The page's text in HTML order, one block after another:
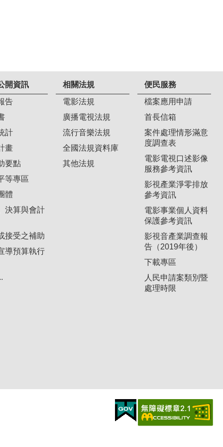
開資訊
告
計
畫
要點
等專區
體
決算與會計
接受之補助
導預算執行
相關法規
電影法規
廣播電視法規
流行音樂法規
全國法規資料庫
其他法規
便民服務
檔案應用申請
首長信箱
案件處理情形滿意
度調查表
電影電視口述影像
服務參考資訊
影視產業淨零排放
參考資訊
電影事業個人資料
保護參考資訊
影視音產業調查報
告（2019年後）
下載專區
人民申請案類別暨
處理時限